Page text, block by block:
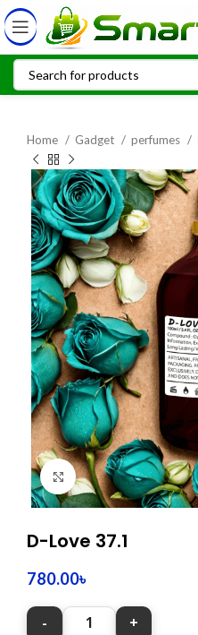
Home Gadget perfumes
Click to enlarge
D-Love 37.1
780.00৳